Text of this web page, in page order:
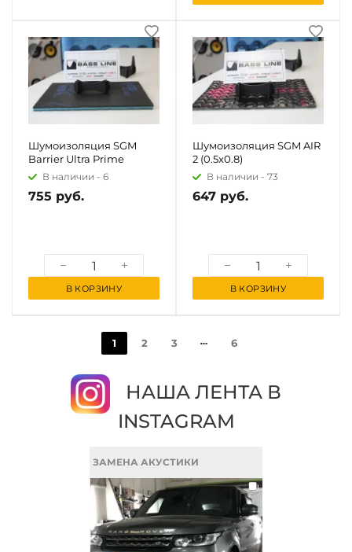
Шумоизоляция SGM
Barrier Ultra Prime
В наличии - 6
755 руб.
В КОРЗИНУ
Шумоизоляция SGM AIR
2 (0.5x0.8)
В наличии - 73
647 руб.
В КОРЗИНУ
1 2 3 6
НАША ЛЕНТА В
INSTAGRAM
ЗАМЕНА АКУСТИКИ